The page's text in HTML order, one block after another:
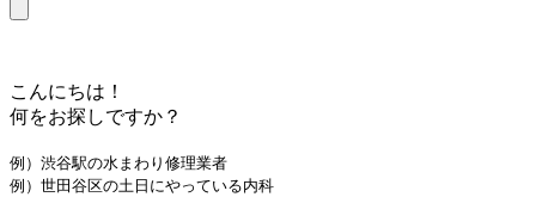
こんにちは！
何をお探しですか？
例）渋谷駅の水まわり修理業者
例）世田谷区の土日にやっている内科